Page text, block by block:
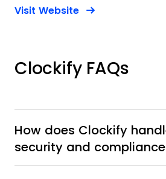
Visit WebsiteOpens New
Clockify FAQs
How does Clockify
security and